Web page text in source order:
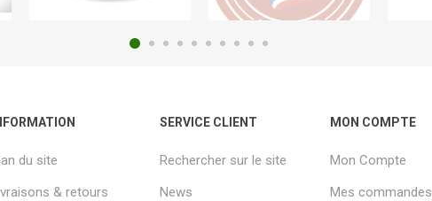
du site
& retours
SERVICE CLIENT
Rechercher sur le site
News
MON COMPTE
Mon Compte
Mes commandes